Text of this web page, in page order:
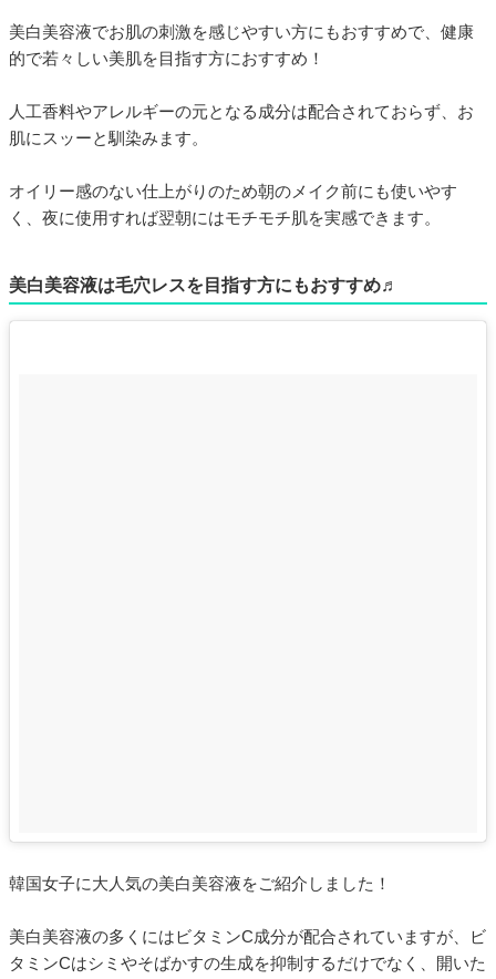
美白美容液でお肌の刺激を感じやすい方にもおすすめで、健康
的で若々しい美肌を目指す方におすすめ！
人工香料やアレルギーの元となる成分は配合されておらず、お
肌にスッーと馴染みます。
オイリー感のない仕上がりのため朝のメイク前にも使いやす
く、夜に使用すれば翌朝にはモチモチ肌を実感できます。
美白美容液は毛穴レスを目指す方にもおすすめ♬
韓国女子に大人気の美白美容液をご紹介しました！
美白美容液の多くにはビタミンC成分が配合されていますが、ビ
タミンCはシミやそばかすの生成を抑制するだけでなく、開いた